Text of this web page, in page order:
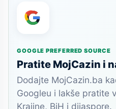
GOOGLE PREFERRED SOURCE
Pratite MojCazin i
Dodajte MojCazin.ba
Googleu i lakše pratite
Krajine, BiH i dijaspore.